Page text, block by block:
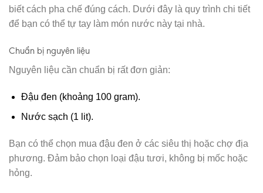
biết cách pha chế đúng cách. Dưới đây là quy trình chi tiết
để bạn có thể tự tay làm món nước này tại nhà.
Chuẩn bị nguyên liệu
Nguyên liệu cần chuẩn bị rất đơn giản:
Đậu đen (khoảng 100 gram).
Nước sạch (1 lit).
Bạn có thể chọn mua đậu đen ở các siêu thị hoặc chợ địa
phương. Đảm bảo chọn loại đậu tươi, không bị mốc hoặc
hỏng.